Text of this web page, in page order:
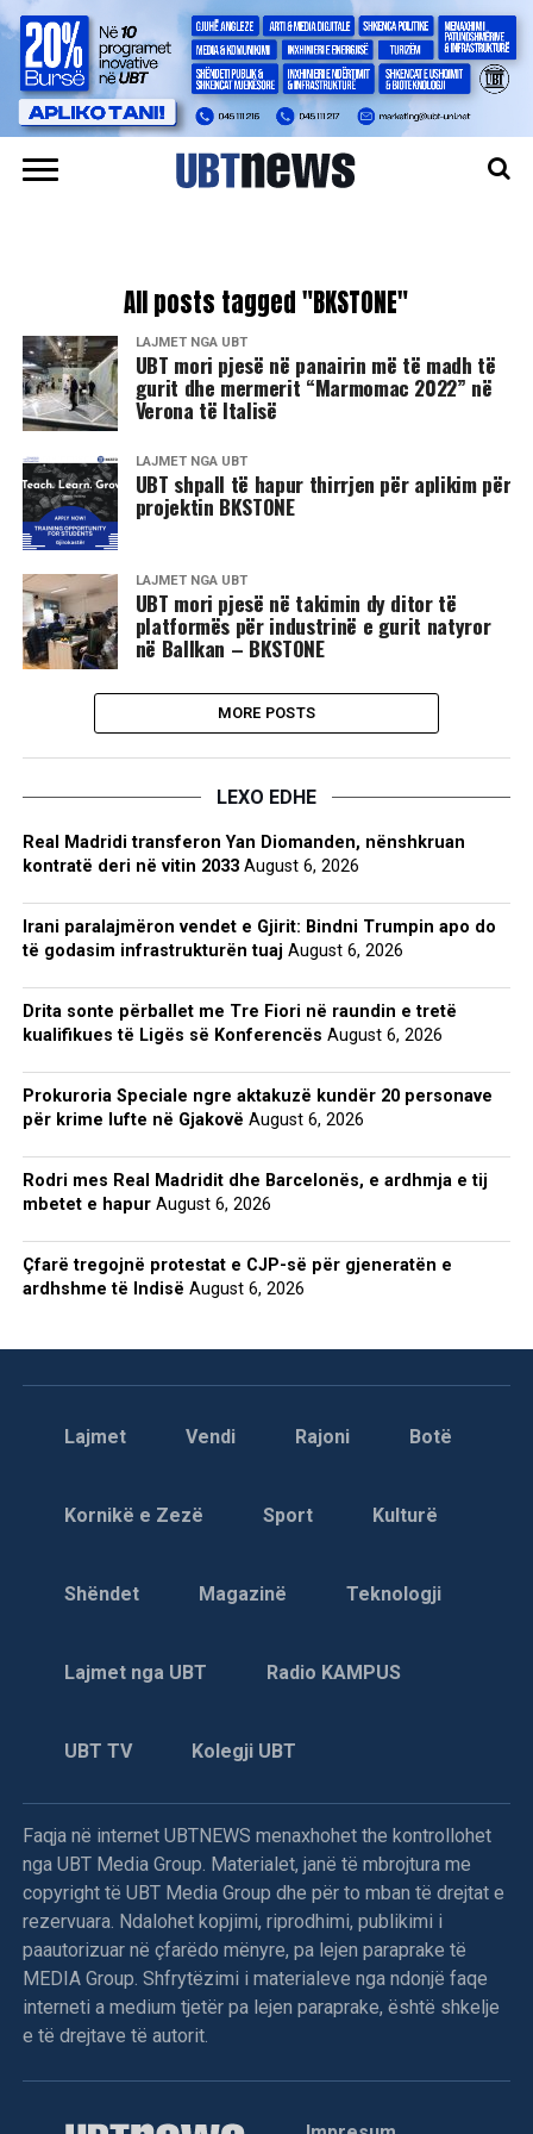
All posts tagged "BKSTONE"
LAJMET NGA UBT
UBT mori pjesë në panairin më të madh të
gurit dhe mermerit “Marmomac 2022” në
Verona të Italisë
LAJMET NGA UBT
UBT shpall të hapur thirrjen për aplikim për
projektin BKSTONE
LAJMET NGA UBT
UBT mori pjesë në takimin dy ditor të
platformës për industrinë e gurit natyror
në Ballkan – BKSTONE
MORE POSTS
LEXO EDHE
Real Madridi transferon Yan Diomanden, nënshkruan
kontratë deri në vitin 2033 August 6, 2026
Irani paralajmëron vendet e Gjirit: Bindni Trumpin apo do
të godasim infrastrukturën tuaj August 6, 2026
Drita sonte përballet me Tre Fiori në raundin e tretë
kualifikues të Ligës së Konferencës August 6, 2026
Prokuroria Speciale ngre aktakuzë kundër 20 personave
për krime lufte në Gjakovë August 6, 2026
Rodri mes Real Madridit dhe Barcelonës, e ardhmja e tij
mbetet e hapur August 6, 2026
Çfarë tregojnë protestat e CJP-së për gjeneratën e
ardhshme të Indisë August 6, 2026
Lajmet Vendi Rajoni Botë
Kornikë e Zezë Sport Kulturë
Shëndet Magazinë Teknologji
Lajmet nga UBT Radio KAMPUS
UBT TV Kolegji UBT
Faqja në internet UBTNEWS menaxhohet the kontrollohet
nga UBT Media Group. Materialet, janë të mbrojtura me
copyright të UBT Media Group dhe për to mban të drejtat e
rezervuara. Ndalohet kopjimi, riprodhimi, publikimi i
paautorizuar në çfarëdo mënyre, pa lejen paraprake të
MEDIA Group. Shfrytëzimi i materialeve nga ndonjë faqe
interneti a medium tjetër pa lejen paraprake, është shkelje
e të drejtave të autorit.